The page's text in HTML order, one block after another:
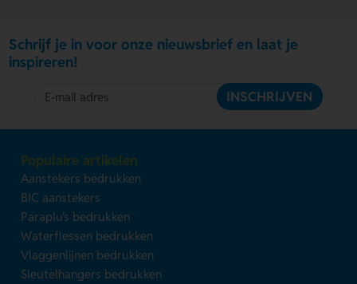
Schrijf je in voor onze nieuwsbrief en laat je
inspireren!
INSCHRIJVEN
Populaire artikelen
Aanstekers bedrukken
BIC aanstekers
Paraplu's bedrukken
Waterflessen bedrukken
Vlaggenlijnen bedrukken
Sleutelhangers bedrukken